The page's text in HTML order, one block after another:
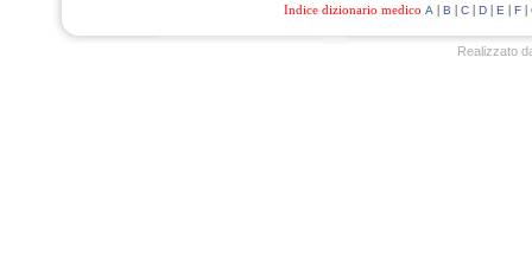
Indice dizionario medico A | B | C| D| E | F|
Realizzato